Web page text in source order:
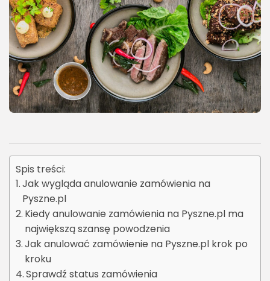
Spis treści:
Jak wygląda anulowanie zamówienia na
Pyszne.pl
Kiedy anulowanie zamówienia na Pyszne.pl ma
największą szansę powodzenia
Jak anulować zamówienie na Pyszne.pl krok po
kroku
Sprawdź status zamówienia